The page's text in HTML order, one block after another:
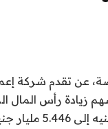
عن تقدم شركة
زيادة رأس المال
من 4.529 مليار